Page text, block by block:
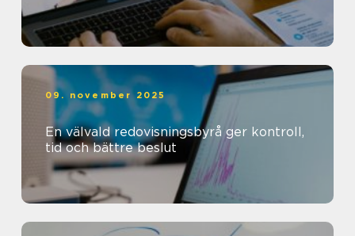
09. november 2025
En välvald redovisningsbyrå ger kontroll,
tid och bättre beslut